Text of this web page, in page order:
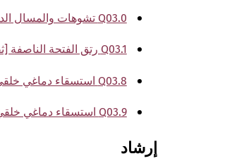
Q03.0 تشوهات والمسال الدماغي
Q03.1 رتق الفتحة الناصفة [ثقبة ماجندي] أو الفتحة الوحشية [ثقبة لوشكا] للبطين الرابع
Q03.8 استسقاء دماغي خلقي آخر
Q03.9 استسقاء دماغي خلقي غير محدد تقريبًا
إرشاد